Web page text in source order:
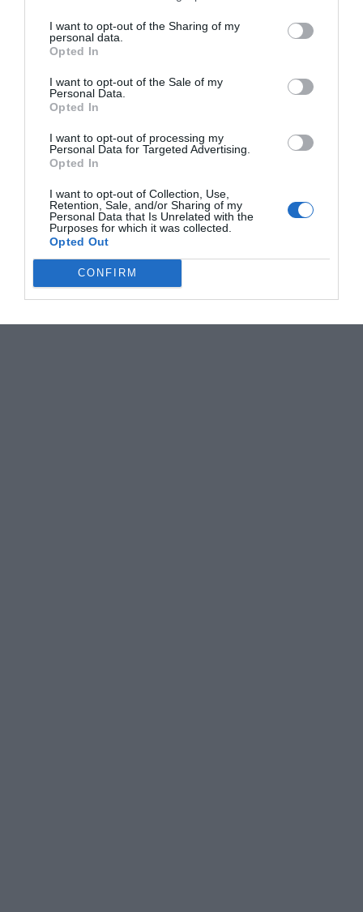
I want to opt-out of the Sharing of my
personal data.
Opted In
I want to opt-out of the Sale of my
Personal Data.
Opted In
I want to opt-out of processing my
Personal Data for Targeted Advertising.
Opted In
I want to opt-out of Collection, Use,
Retention, Sale, and/or Sharing of my
Personal Data that Is Unrelated with the
Purposes for which it was collected.
Opted Out
CONFIRM